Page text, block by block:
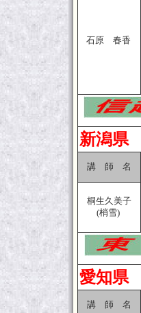
石原 春香
新潟県
講 師 名
桐生久美子
(梢雪)
愛知県
講 師 名